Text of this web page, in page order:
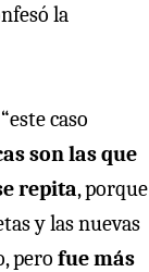
la
caso
son las que
repita, porque
y las nuevas
pero fue más